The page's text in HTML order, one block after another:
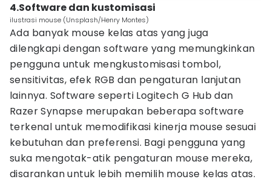
4.Software dan kustomisasi
ilustrasi mouse (Unsplash/Henry Montes)
Ada banyak mouse kelas atas yang juga
dilengkapi dengan software yang memungkinkan
pengguna untuk mengkustomisasi tombol,
sensitivitas, efek RGB dan pengaturan lanjutan
lainnya. Software seperti Logitech G Hub dan
Razer Synapse merupakan beberapa software
terkenal untuk memodifikasi kinerja mouse sesuai
kebutuhan dan preferensi. Bagi pengguna yang
suka mengotak-atik pengaturan mouse mereka,
disarankan untuk lebih memilih mouse kelas atas.